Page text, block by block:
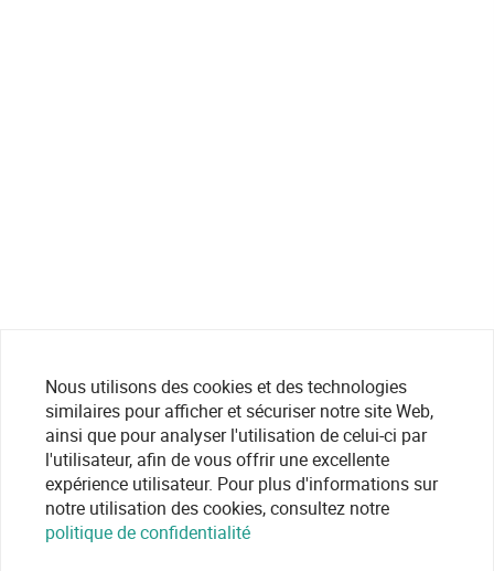
Nous utilisons des cookies et des technologies
similaires pour afficher et sécuriser notre site Web,
ainsi que pour analyser l'utilisation de celui-ci par
l'utilisateur, afin de vous offrir une excellente
expérience utilisateur. Pour plus d'informations sur
notre utilisation des cookies, consultez notre
politique de confidentialité